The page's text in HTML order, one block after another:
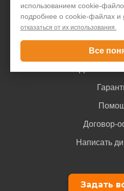
использованием cookie-
подробнее о cookie-файлах и
отказаться от их использования.
Все
Договор-
Написать
Задать